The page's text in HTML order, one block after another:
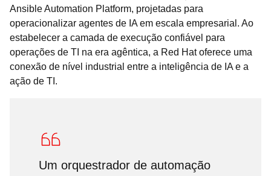
Ansible Automation Platform, projetadas para
operacionalizar agentes de IA em escala empresarial. Ao
estabelecer a camada de execução confiável para
operações de TI na era agêntica, a Red Hat oferece uma
conexão de nível industrial entre a inteligência de IA e a
ação de TI.
Um orquestrador de automação